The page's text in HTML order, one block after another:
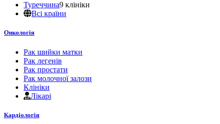
Туреччина9 клініки
Всі країни
Онкологія
Рак шийки матки
Рак легенів
Рак простати
Рак молочної залози
Клініки
Лікарі
Кардіологія